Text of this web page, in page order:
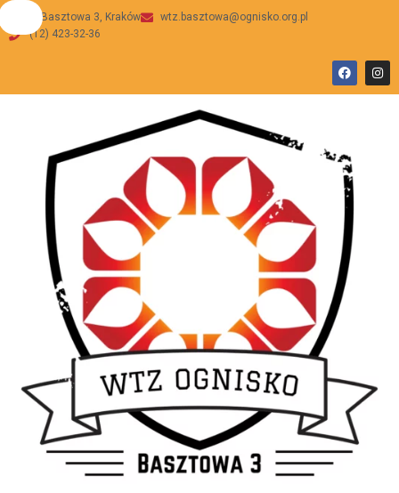
ul Basztowa 3, Kraków
wtz.basztowa@ognisko.org.pl
(12) 423-32-36